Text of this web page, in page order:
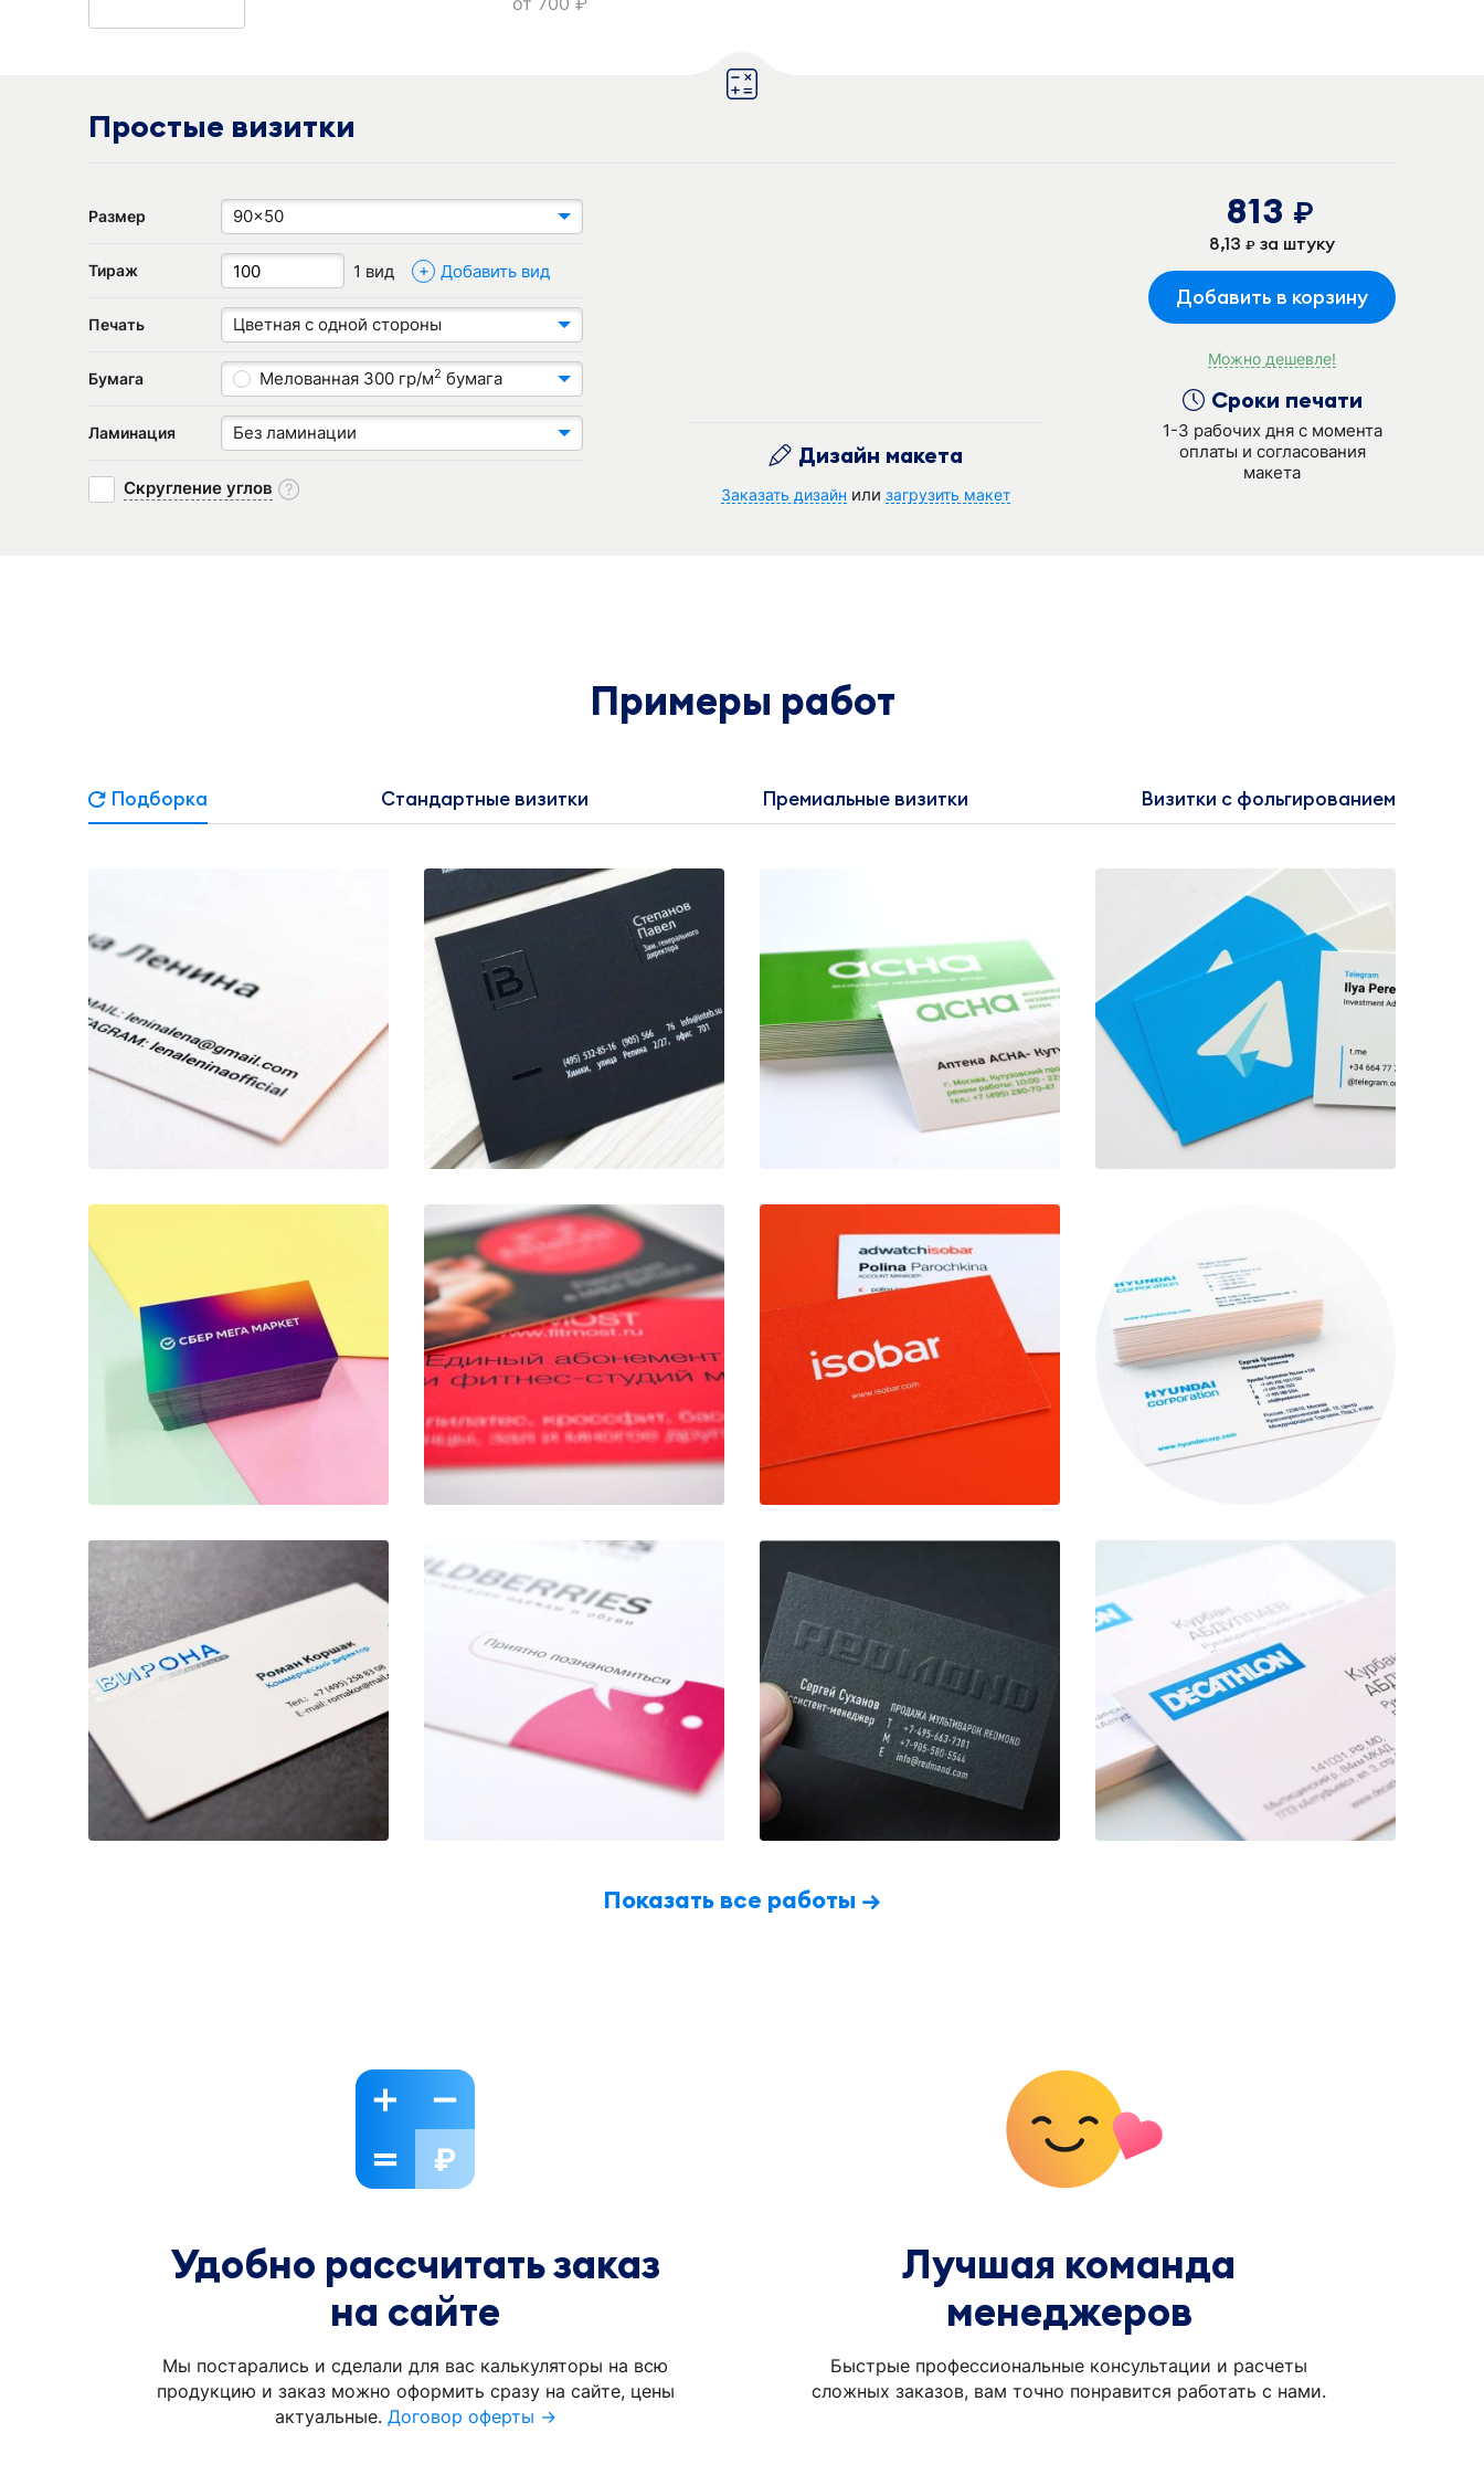
руб.
Простые визитки
Размер 90x50
Тираж 1 вид + Добавить вид
Печать Цветная с одной стороны
Бумага Мелованная 300 гр/м2 бумага
Ламинация Без ламинации
Скругление углов
Дизайн макета
Заказать дизайн или загрузить макет
813 руб.
8,13 руб. за штуку
Добавить в корзину
Можно дешевле!
Сроки печати
1-3 рабочих дня с момента
оплаты и согласования
макета
Примеры работ
Подборка Стандартные визитки Премиальные визитки Визитки с фольгированием
Показать все работы →
Удобно рассчитать заказ
на сайте
Мы постарались и сделали для вас калькуляторы на всю
продукцию и заказ можно оформить сразу на сайте, цены
актуальные. Договор оферты →
Лучшая команда
менеджеров
Быстрые профессиональные консультации и расчеты
сложных заказов, вам точно понравится работать с нами.